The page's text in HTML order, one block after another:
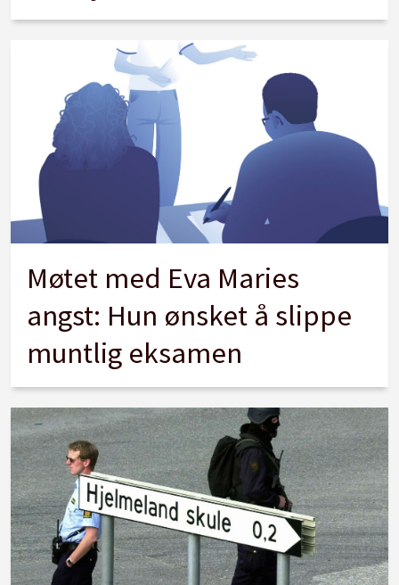
Møtet med Eva Maries
angst: Hun ønsket å slippe
muntlig eksamen